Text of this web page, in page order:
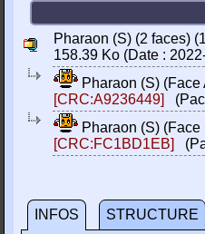
Pharaon (S) (2 faces)
158.39 Ko (Date :
Pharaon (S)
[CRC:A9236449]
Pharaon (S)
[CRC:FC1BD1EB]
INFOS STRUCTURE